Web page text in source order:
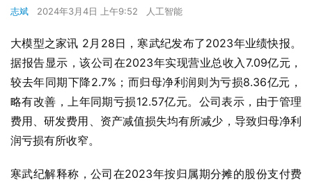
志斌 2024年3月4日 上午9:52 人工智能
大模型之家讯 2月28日，寒武纪发布了2023年业绩快报。
据报告显示，该公司在2023年实现营业总收入7.09亿元，
较去年同期下降2.7%；而归母净利润则为亏损8.36亿元，
略有改善，上年同期亏损12.57亿元。公司表示，由于管理
费用、研发费用、资产减值损失均有所减少，导致归母净利
润亏损有所收窄。
寒武纪解释称，公司在2023年按归属期分摊的股份支付费